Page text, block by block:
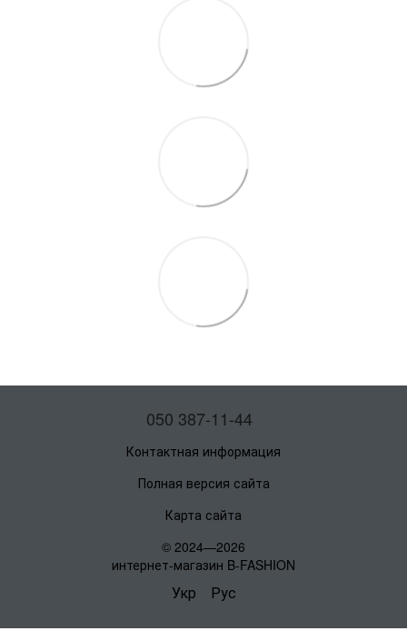
050 387-11-44
Контактная информация
Полная версия сайта
Карта сайта
© 2024—2026
интернет-магазин B-FASHION
Укр Рус